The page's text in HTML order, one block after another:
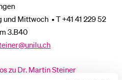
und Mittwoch • T +41 41 229 52
3.B40
zu Dr. Martin Steiner